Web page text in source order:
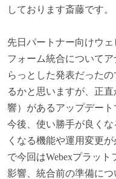
しております斎藤です。
先日パートナー向けウェ
フォーム統合について
らっとした発表だった
るかと思いますが、正
響）があるアップデート
今後、使い勝手が良く
くなる機能や運用変更
で今回はWebexプラッ
影響、統合前の準備に